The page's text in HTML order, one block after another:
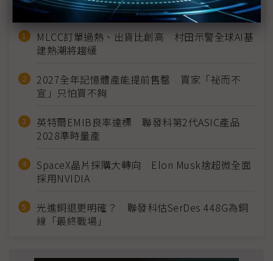
近７天熱門報導
MLCC訂單過熱、出貨比創高 村田示警全球AI基
建熱潮將趨緩
2027全年記憶體產能提前售罄 買家「祕而不
宣」只怕買不夠
英特爾EMIB良率達標 聯發科第2代ASIC產品
2028準時量產
SpaceX晶片採購大轉向 Elon Musk捨超微全面
採用NVIDIA
光進銅退更明確？ 聯發科估SerDes 448G為銅
線「最終戰場」